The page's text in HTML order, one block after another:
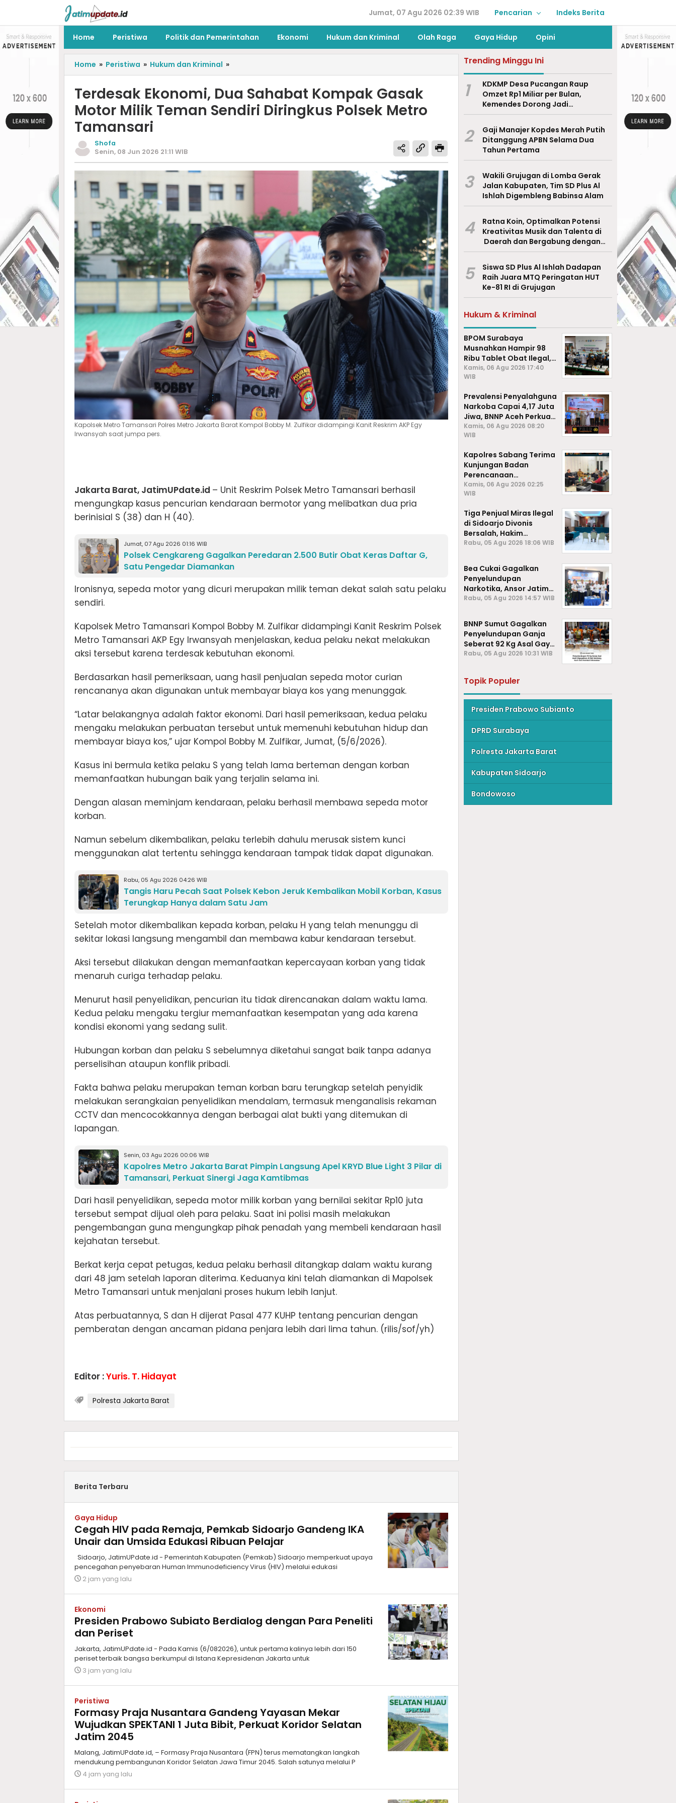
Jumat, 07 Agu 2026 02:39 WIB Pencarian Indeks Berita
Home Peristiwa Politik dan Pemerintahan Ekonomi Hukum dan Kriminal Olah Raga Gaya Hidup Opini
Home » Peristiwa » Hukum dan Kriminal »
Terdesak Ekonomi, Dua Sahabat Kompak Gasak
Motor Milik Teman Sendiri Diringkus Polsek Metro
Tamansari
Shofa
Senin, 08 Jun 2026 21:11 WIB
Kapolsek Metro Tamansari Polres Metro Jakarta Barat Kompol Bobby M. Zulfikar didampingi Kanit Reskrim AKP Egy
Irwansyah saat jumpa pers.
Jakarta Barat, JatimUPdate.id – Unit Reskrim Polsek Metro Tamansari berhasil
mengungkap kasus pencurian kendaraan bermotor yang melibatkan dua pria
berinisial S (38) dan H (40).
Jumat, 07 Agu 2026 01:16 WIB
Polsek Cengkareng Gagalkan Peredaran 2.500 Butir Obat Keras Daftar G,
Satu Pengedar Diamankan
Ironisnya, sepeda motor yang dicuri merupakan milik teman dekat salah satu pelaku
sendiri.
Kapolsek Metro Tamansari Kompol Bobby M. Zulfikar didampingi Kanit Reskrim Polsek
Metro Tamansari AKP Egy Irwansyah menjelaskan, kedua pelaku nekat melakukan
aksi tersebut karena terdesak kebutuhan ekonomi.
Berdasarkan hasil pemeriksaan, uang hasil penjualan sepeda motor curian
rencananya akan digunakan untuk membayar biaya kos yang menunggak.
“Latar belakangnya adalah faktor ekonomi. Dari hasil pemeriksaan, kedua pelaku
mengaku melakukan perbuatan tersebut untuk memenuhi kebutuhan hidup dan
membayar biaya kos,” ujar Kompol Bobby M. Zulfikar, Jumat, (5/6/2026).
Kasus ini bermula ketika pelaku S yang telah lama berteman dengan korban
memanfaatkan hubungan baik yang terjalin selama ini.
Dengan alasan meminjam kendaraan, pelaku berhasil membawa sepeda motor
korban.
Namun sebelum dikembalikan, pelaku terlebih dahulu merusak sistem kunci
menggunakan alat tertentu sehingga kendaraan tampak tidak dapat digunakan.
Rabu, 05 Agu 2026 04:26 WIB
Tangis Haru Pecah Saat Polsek Kebon Jeruk Kembalikan Mobil Korban, Kasus
Terungkap Hanya dalam Satu Jam
Setelah motor dikembalikan kepada korban, pelaku H yang telah menunggu di
sekitar lokasi langsung mengambil dan membawa kabur kendaraan tersebut.
Aksi tersebut dilakukan dengan memanfaatkan kepercayaan korban yang tidak
menaruh curiga terhadap pelaku.
Menurut hasil penyelidikan, pencurian itu tidak direncanakan dalam waktu lama.
Kedua pelaku mengaku tergiur memanfaatkan kesempatan yang ada karena
kondisi ekonomi yang sedang sulit.
Hubungan korban dan pelaku S sebelumnya diketahui sangat baik tanpa adanya
perselisihan ataupun konflik pribadi.
Fakta bahwa pelaku merupakan teman korban baru terungkap setelah penyidik
melakukan serangkaian penyelidikan mendalam, termasuk menganalisis rekaman
CCTV dan mencocokkannya dengan berbagai alat bukti yang ditemukan di
lapangan.
Senin, 03 Agu 2026 00:06 WIB
Kapolres Metro Jakarta Barat Pimpin Langsung Apel KRYD Blue Light 3 Pilar di
Tamansari, Perkuat Sinergi Jaga Kamtibmas
Dari hasil penyelidikan, sepeda motor milik korban yang bernilai sekitar Rp10 juta
tersebut sempat dijual oleh para pelaku. Saat ini polisi masih melakukan
pengembangan guna mengungkap pihak penadah yang membeli kendaraan hasil
kejahatan tersebut.
Berkat kerja cepat petugas, kedua pelaku berhasil ditangkap dalam waktu kurang
dari 48 jam setelah laporan diterima. Keduanya kini telah diamankan di Mapolsek
Metro Tamansari untuk menjalani proses hukum lebih lanjut.
Atas perbuatannya, S dan H dijerat Pasal 477 KUHP tentang pencurian dengan
pemberatan dengan ancaman pidana penjara lebih dari lima tahun. (rilis/sof/yh)
Editor :Yuris. T. Hidayat
Polresta Jakarta Barat
Berita Terbaru
Gaya Hidup
Cegah HIV pada Remaja, Pemkab Sidoarjo Gandeng IKA
Unair dan Umsida Edukasi Ribuan Pelajar
Sidoarjo, JatimUPdate.id - Pemerintah Kabupaten (Pemkab) Sidoarjo memperkuat upaya
pencegahan penyebaran Human Immunodeficiency Virus (HIV) melalui edukasi
2 jam yang lalu
Ekonomi
Presiden Prabowo Subiato Berdialog dengan Para Peneliti
dan Periset
Jakarta, JatimUPdate.id - Pada Kamis (6/082026), untuk pertama kalinya lebih dari 150
periset terbaik bangsa berkumpul di Istana Kepresidenan Jakarta untuk
3 jam yang lalu
Peristiwa
Formasy Praja Nusantara Gandeng Yayasan Mekar
Wujudkan SPEKTANI 1 Juta Bibit, Perkuat Koridor Selatan
Jatim 2045
Malang, JatimUPdate.id, – Formasy Praja Nusantara (FPN) terus mematangkan langkah
mendukung pembangunan Koridor Selatan Jawa Timur 2045. Salah satunya melalui P
4 jam yang lalu
Trending Minggu Ini
1
KDKMP Desa Pucangan Raup
Omzet Rp1 Miliar per Bulan,
Kemendes Dorong Jadi
Percontohan Nasional
2
Gaji Manajer Kopdes Merah Putih
Ditanggung APBN Selama Dua
Tahun Pertama
3
Wakili Grujugan di Lomba Gerak
Jalan Kabupaten, Tim SD Plus Al
Ishlah Digembleng Babinsa Alam
4
Ratna Koin, Optimalkan Potensi
Kreativitas Musik dan Talenta di
Daerah dan Bergabung dengan
Ekraf Pasuruan
5
Siswa SD Plus Al Ishlah Dadapan
Raih Juara MTQ Peringatan HUT
Ke-81 RI di Grujugan
Hukum & Kriminal
BPOM Surabaya
Musnahkan Hampir 98
Ribu Tablet Obat Ilegal,
Cegah Penyalahgunaan
di Kalangan Pelajar
Kamis, 06 Agu 2026 17:40
WIB
Prevalensi Penyalahguna
Narkoba Capai 4,17 Juta
Jiwa, BNNP Aceh Perkuat
P4GN di Subulussalam
Kamis, 06 Agu 2026 08:20
WIB
Kapolres Sabang Terima
Kunjungan Badan
Perencanaan
Pembangunan Daerah
(BAPPEDA) Kota Sabang,
Kamis, 06 Agu 2026 02:25
WIB
Tiga Penjual Miras Ilegal
di Sidoarjo Divonis
Bersalah, Hakim
Jatuhkan Denda hingga
Rabu, 05 Agu 2026 18:06 WIB
Bea Cukai Gagalkan
Penyelundupan
Narkotika, Ansor Jatim
Negara Tak Kalah dari
Rabu, 05 Agu 2026 14:57 WIB
BNNP Sumut Gagalkan
Penyelundupan Ganja
Seberat 92 Kg Asal Gayo
Lues, Aceh.
Rabu, 05 Agu 2026 10:31 WIB
Topik Populer
Presiden Prabowo Subianto
DPRD Surabaya
Polresta Jakarta Barat
Kabupaten Sidoarjo
Bondowoso